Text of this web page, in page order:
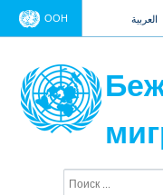
ООН العربية